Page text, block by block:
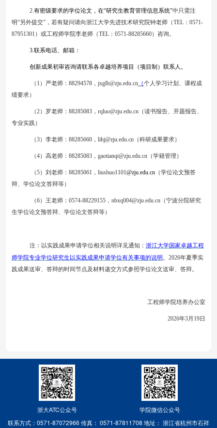
2.有密级要求的学位论文，在“研究生教育管理信息系统”中只需注
明“另外提交”，若有疑问请向浙江大学先进技术研究院钟老师（TEL：0571-
87951301）或工程师学院李老师（TEL：0571-88285660）咨询。
3.联系电话、邮箱：
创新成果初审咨询请联系各卓越培养项目（项目制）联系人。
（ 1） 严老师： 88294578 ， jxglb@zju.edu.cn （个人学习计划 、 课程成
绩要求）
（2）罗老师：88285083， rqluo@zju.edu.cn （读书报告、 开题报告、
专业实践）
（3） 李老师： 88285660， lihj@zju.edu.cn （科研成果要求）
（4） 高老师： 88285083， gaotianqi@zju.edu.cn （学籍管理 ）
（5） 刘 老师： 88285061 ， liushuo1101@zju.edu.cn （学位论文预答
辩、学位论文答辩等）
（6） 王老师 ： 0574-88229155 ， nbxq004@zju.edu.cn （宁波分院研究
生学位论文预答辩、学位论文答辩等）
注：以实践成果申请学位相关说明详见通知： 浙江大学国家卓越工程
师学院专业学位研究生以实践成果申请学位有关事项的说明 。 2026年夏季实
践成果送审、答辩的时间节点及材料递交方式参照学位论文送审、答辩。
工程师学院培养办公室
2026年3月 19日
浙大ATC公众号
学院微信公众号
联系方式：0571-87072966 传真： 0571-87811708 地址： 浙江省杭州市石祥